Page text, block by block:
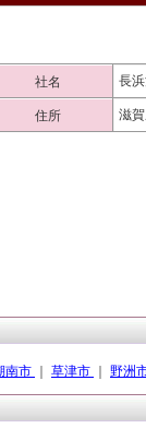
社名 長
住所 滋
南市 草津市 野洲